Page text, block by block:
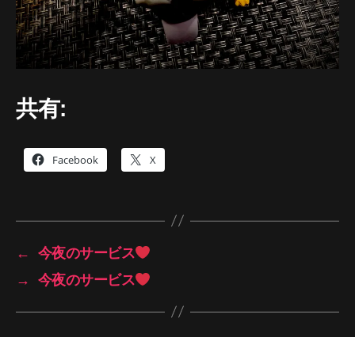
共有:
Facebook X
←
今夜のサービス
→
今夜のサービス